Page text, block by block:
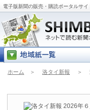
電子版新聞の販売・購読ポータルサ
ホーム ＞ 洛タイ新報 ＞